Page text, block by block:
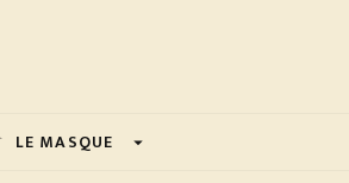
LE MASQUE arrow_drop_down